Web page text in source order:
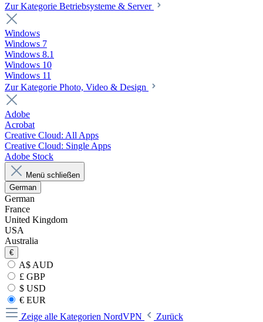
Zur Kategorie Betriebsysteme & Server
Windows
Windows 7
Windows 8.1
Windows 10
Windows 11
Zur Kategorie Photo, Video & Design
Adobe
Acrobat
Creative Cloud: All Apps
Creative Cloud: Single Apps
Adobe Stock
Menü schließen
German
German
France
United Kingdom
USA
Australia
€
A$ AUD
£ GBP
$ USD
€ EUR
Zeige alle Kategorien NordVPN
Zurück